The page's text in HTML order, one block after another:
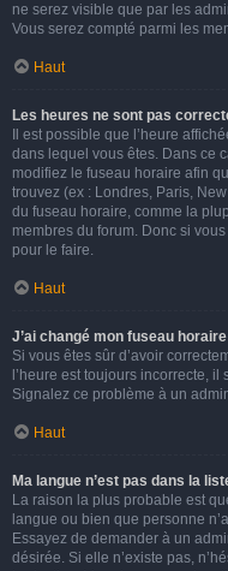
ne serez visible que par les
Vous serez compté parmi les
Haut
Les heures ne sont pas
Il est possible que l’heure
dans lequel vous êtes. Dans ce
modifiez le fuseau horaire afin
trouvez (ex : Londres, Paris,
du fuseau horaire, comme la
membres du forum. Donc si
pour le faire.
Haut
J’ai changé mon fuseau
Si vous êtes sûr d’avoir
l’heure est toujours incorrecte,
Signalez ce problème à un
Haut
Ma langue n’est pas dans la
La raison la plus probable est
langue ou bien que personne
Essayez de demander à un
désirée. Si elle n’existe pas,